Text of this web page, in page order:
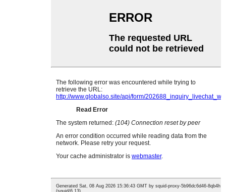
Swahili
Tajik
Telugu
Ukrainian
Urdu
Welsh
Xhosa
Yiddish
Tatar
Oriya